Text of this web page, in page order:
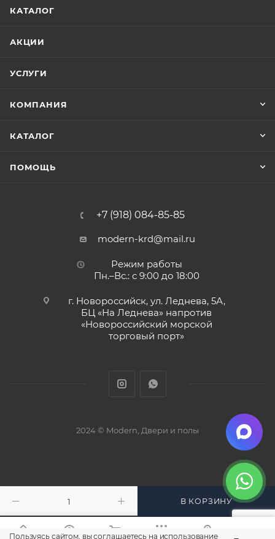
В КОРЗИНУ
КАТАЛОГ
АКЦИИ
УСЛУГИ
КОМПАНИЯ
КАТАЛОГ
ПОМОЩЬ
+7 (918) 084-85-85
modern-krd@mail.ru
Режим работы
Пн.–Вс.: с 9:00 до 18:00
г. Новороссийск, ул. Леднева, 5А,
БЦ «На Леднева» напротив
«Новороссийский морской
торговый порт»
2024 © Modern, Двери и полы
Пользуясь сайтом, вы соглашаетесь на использование